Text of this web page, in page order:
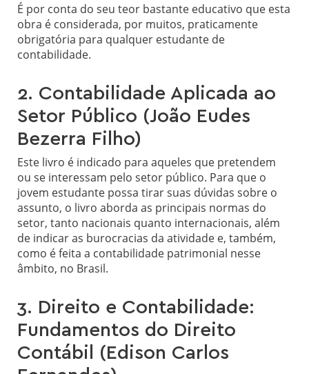
É por conta do seu teor bastante educativo que esta
obra é considerada, por muitos, praticamente
obrigatória para qualquer estudante de
contabilidade.
2. Contabilidade Aplicada ao
Setor Público (João Eudes
Bezerra Filho)
Este livro é indicado para aqueles que pretendem
ou se interessam pelo setor público. Para que o
jovem estudante possa tirar suas dúvidas sobre o
assunto, o livro aborda as principais normas do
setor, tanto nacionais quanto internacionais, além
de indicar as burocracias da atividade e, também,
como é feita a contabilidade patrimonial nesse
âmbito, no Brasil.
3. Direito e Contabilidade:
Fundamentos do Direito
Contábil (Edison Carlos